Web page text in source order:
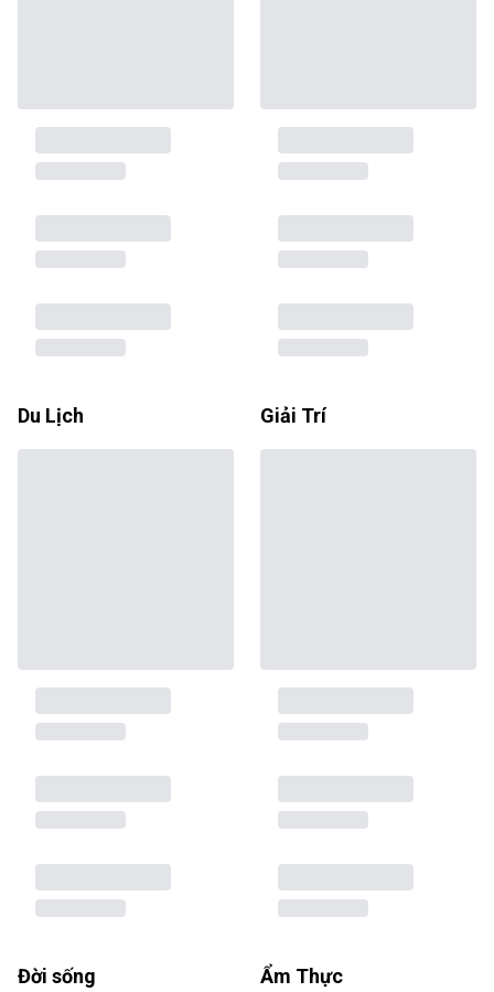
Du Lịch Giải Trí
Đời sống Ẩm Thực